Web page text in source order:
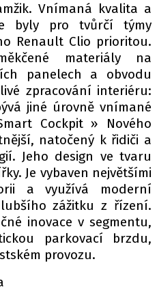
nebo video?
autoroad.cz
KODEX
/ COOKIES
autoroad.cz je
s.r.o., IČ: 118 23 054
Vnímaná kvalita a
byly pro tvůrčí týmy
Renault Clio prioritou.
materiály na
panelech a obvodu
zpracování interiéru:
jiné úrovně vnímané
Cockpit » Nového
natočený k řidiči a
Jeho design ve tvaru
Je vybaven největšími
a využívá moderní
zážitku z řízení.
inovace v segmentu,
parkovací brzdu,
provozu.